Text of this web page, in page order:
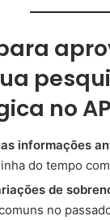
no
informações
do tempo
de
no